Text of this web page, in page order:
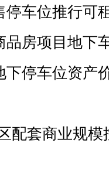
停车位推行可
品房项目地下
下停车位资产
配套商业规